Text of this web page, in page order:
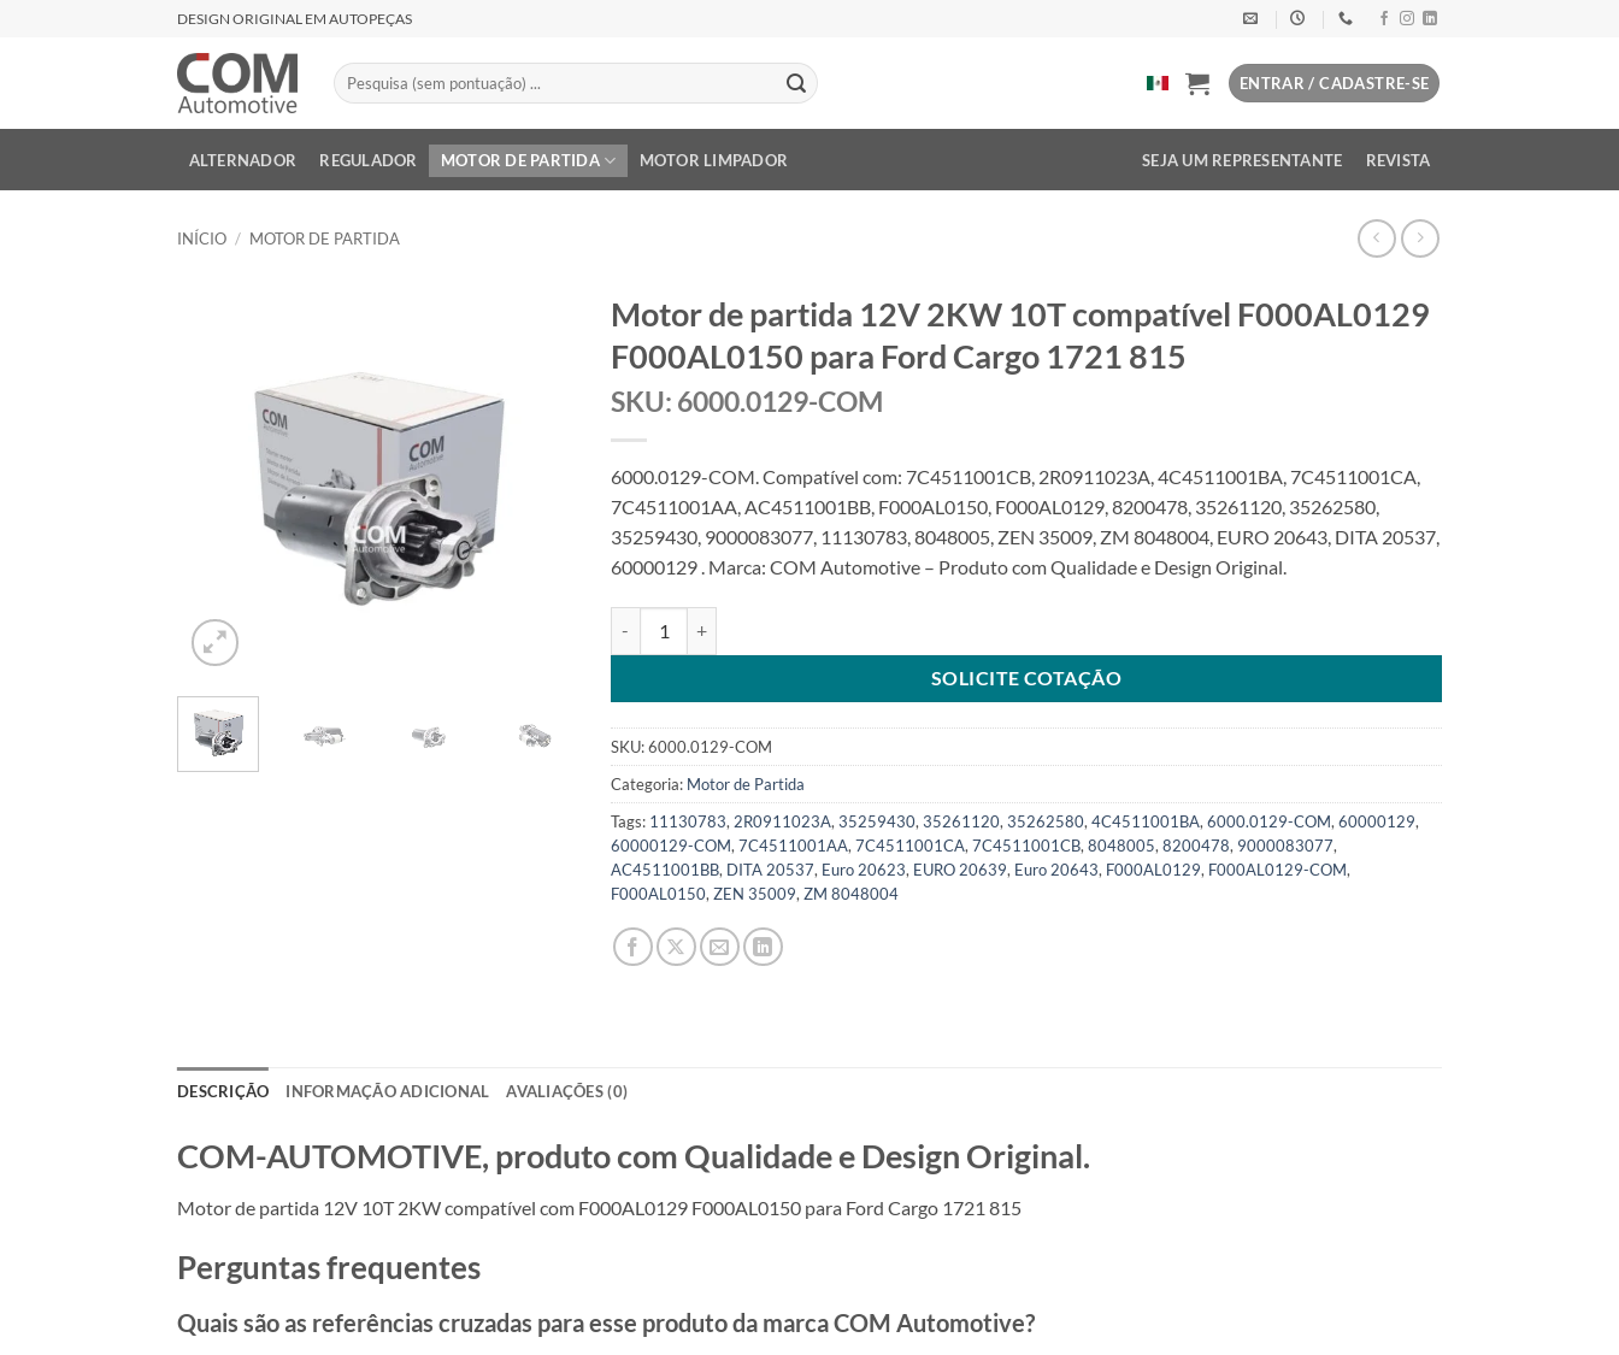
DESIGN ORIGINAL EM AUTOPEÇAS
Pesquisar
por:
ENTRAR / CADASTRE-SE
ALTERNADOR REGULADOR MOTOR DE PARTIDA MOTOR LIMPADOR SEJA UM REPRESENTANTE REVISTA
INÍCIO / MOTOR DE PARTIDA
Motor de partida 12V 2KW 10T compatível F000AL0129
F000AL0150 para Ford Cargo 1721 815
SKU: 6000.0129-COM
6000.0129-COM. Compatível com: 7C4511001CB, 2R0911023A, 4C4511001BA, 7C4511001CA,
7C4511001AA, AC4511001BB, F000AL0150, F000AL0129, 8200478, 35261120, 35262580,
35259430, 9000083077, 11130783, 8048005, ZEN 35009, ZM 8048004, EURO 20643, DITA 20537,
60000129 . Marca: COM Automotive – Produto com Qualidade e Design Original.
SOLICITE COTAÇÃO
SKU:6000.0129-COM
Categoria: Motor de Partida
Tags: 11130783, 2R0911023A, 35259430, 35261120, 35262580, 4C4511001BA, 6000.0129-COM, 60000129,
60000129-COM, 7C4511001AA, 7C4511001CA, 7C4511001CB, 8048005, 8200478, 9000083077,
AC4511001BB, DITA 20537, Euro 20623, EURO 20639, Euro 20643, F000AL0129, F000AL0129-COM,
F000AL0150, ZEN 35009, ZM 8048004
DESCRIÇÃO INFORMAÇÃO ADICIONAL AVALIAÇÕES (0)
COM-AUTOMOTIVE, produto com Qualidade e Design Original.
Motor de partida 12V 10T 2KW compatível com F000AL0129 F000AL0150 para Ford Cargo 1721 815
Perguntas frequentes
Quais são as referências cruzadas para esse produto da marca COM Automotive?